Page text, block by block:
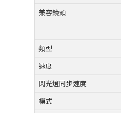
兼容鏡頭
類型
速度
閃光燈同步速度
模式